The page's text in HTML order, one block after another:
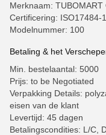
Merknaam: TUBOMART
Certificering: ISO17484-
Modelnummer: 100
Betaling & het
Min. bestelaantal: 5000
Prijs: to be Negotiated
Verpakking Details:
eisen van de klant
Levertijd: 45 dagen
Betalingscondities: L/C,